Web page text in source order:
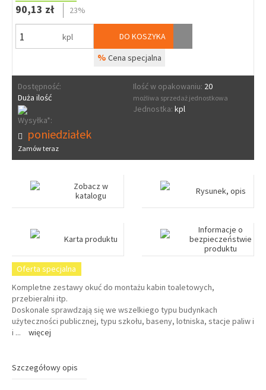
90,13 zł
23%
kpl DO KOSZYKA
% Cena specjalna
Dostępność:
Duża ilość
Ilość w opakowaniu: 20
możliwa sprzedaż jednostkowa
Jednostka: kpl
Wysyłka*:
poniedziałek
Zamów teraz
Zobacz w
katalogu
Rysunek, opis
Karta produktu
Informacje o
bezpieczeństwie
produktu
Oferta specjalna
Kompletne zestawy okuć do montażu kabin toaletowych,
przebieralni itp.
Doskonale sprawdzają się we wszelkiego typu budynkach
użyteczności publicznej, typu szkołu, baseny, lotniska, stacje paliw i
i ... więcej
Szczegółowy opis